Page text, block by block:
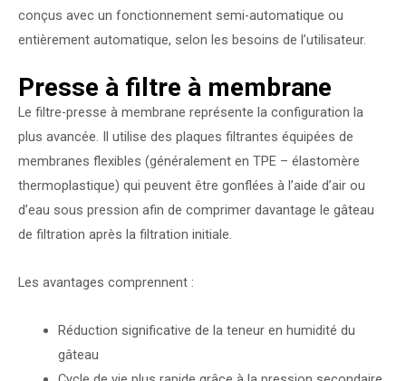
conçus avec un fonctionnement semi-automatique ou
entièrement automatique, selon les besoins de l’utilisateur.
Presse à filtre à membrane
Le filtre-presse à membrane représente la configuration la
plus avancée. Il utilise des plaques filtrantes équipées de
membranes flexibles (généralement en TPE – élastomère
thermoplastique) qui peuvent être gonflées à l’aide d’air ou
d’eau sous pression afin de comprimer davantage le gâteau
de filtration après la filtration initiale.
Les avantages comprennent :
Réduction significative de la teneur en humidité du
gâteau